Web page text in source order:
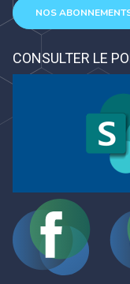
NOS
CONSULTER LE